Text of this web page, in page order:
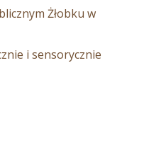
Żłobku w
i sensorycznie